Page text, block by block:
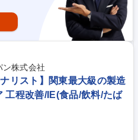
ン株式会社
リスト】関東最大級の製造
工程改善/IE(食品/飲料/たば